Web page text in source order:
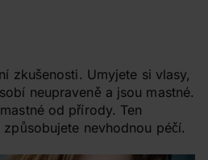
zkušenosti. Umyjete si vlasy,
neupraveně a jsou mastné.
od přírody. Ten
nevhodnou péčí.